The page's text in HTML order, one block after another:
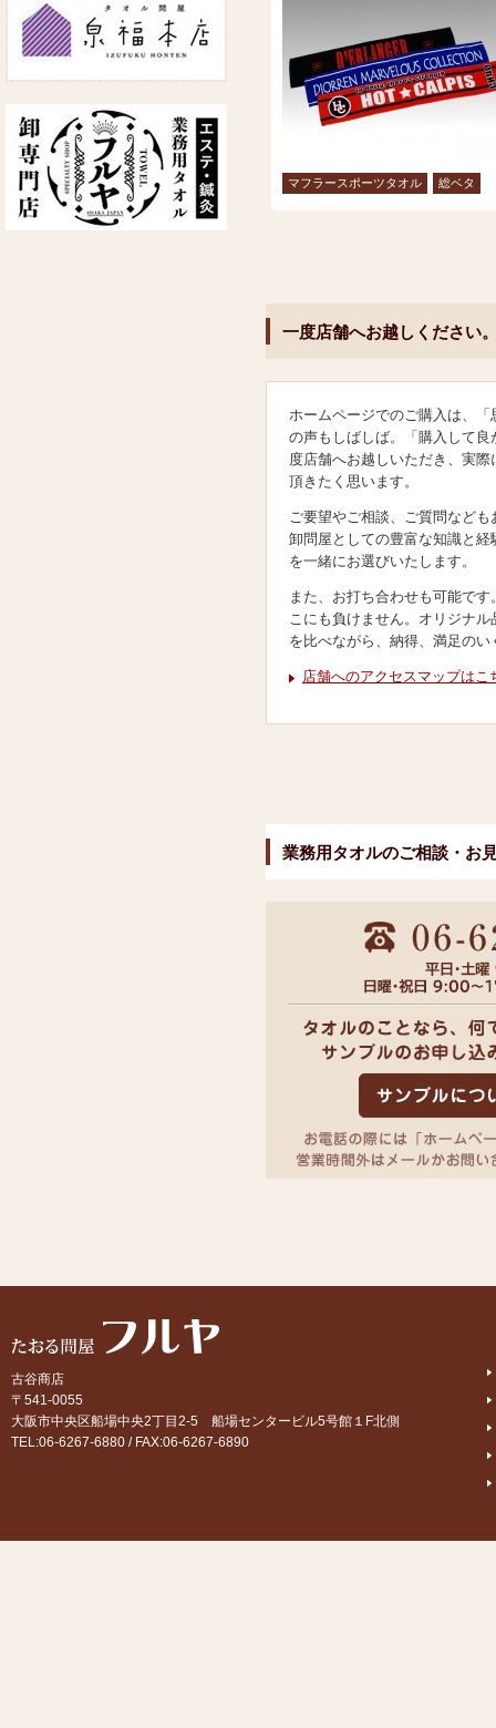
マフラースポーツタオル 総ベタ
一度店舗へお越しください
ホームページでのご購入は、
の声もしばしば。「購入して
度店舗へお越しいただき、実
頂きたく思います。
ご要望やご相談、ご質問など
卸問屋としての豊富な知識と
を一緒にお選びいたします。
また、お打ち合わせも可能で
こにも負けません。オリジナ
を比べながら、納得、満足の
店舗へのアクセスマップはこ
業務用タオルのご相談・お
古谷商店
〒541-0055
大阪市中央区船場中央2丁目2-5 船場センタービル5号館１F北側
TEL:06-6267-6880 / FAX:06-6267-6890